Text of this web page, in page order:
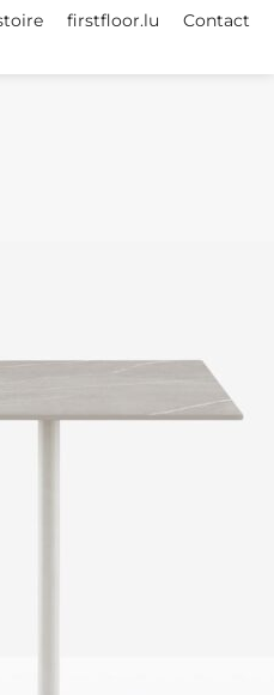
firstfloor.lu Contact